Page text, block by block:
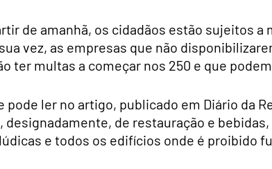
de amanhã, os cidadãos estão sujeitos a
vez, as empresas que não
ter multas a começar nos 250 e que
pode ler no artigo, publicado em Diário da
designadamente, de restauração e
e todos os edifícios onde é proibido